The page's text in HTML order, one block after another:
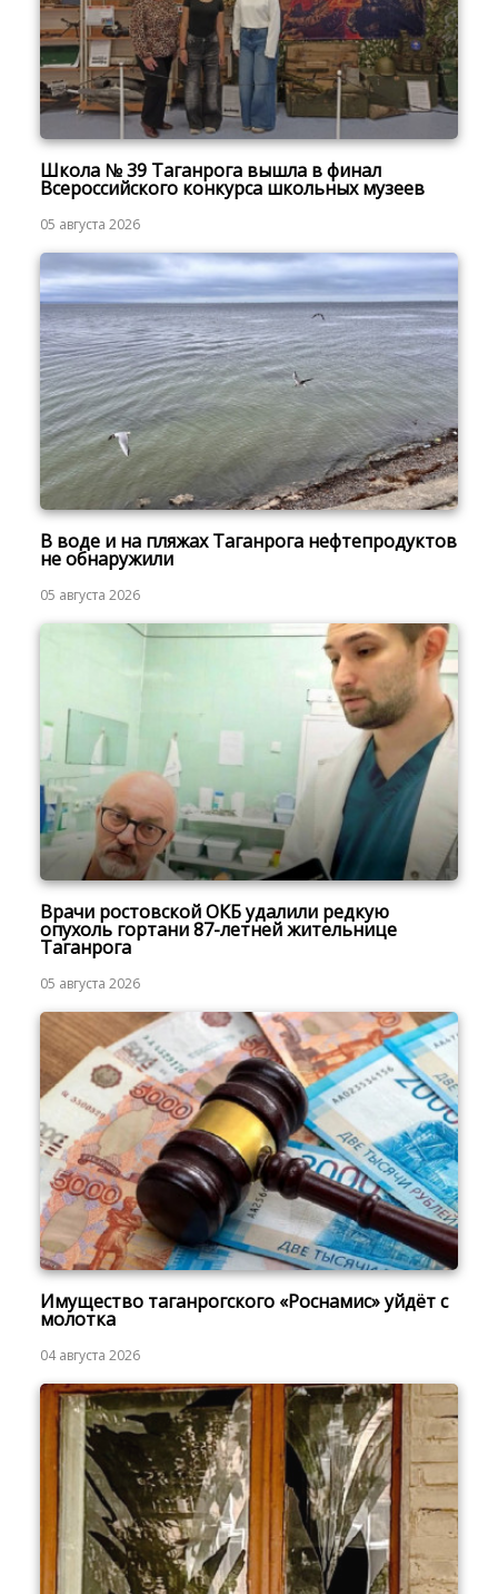
Школа № 39 Таганрога вышла в финал
Всероссийского конкурса школьных музеев
05 августа 2026
В воде и на пляжах Таганрога нефтепродуктов
не обнаружили
05 августа 2026
Врачи ростовской ОКБ удалили редкую
опухоль гортани 87-летней жительнице
Таганрога
05 августа 2026
Имущество таганрогского «Роснамис» уйдёт с
молотка
04 августа 2026